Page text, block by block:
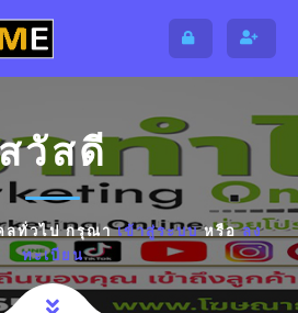
วัสดี
ลทั่วไปกรุณาเข้าสู่ระบบหรือลง
ทะเบียน